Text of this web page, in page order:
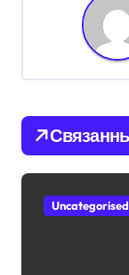
ц
и
я
п
Uncategorised